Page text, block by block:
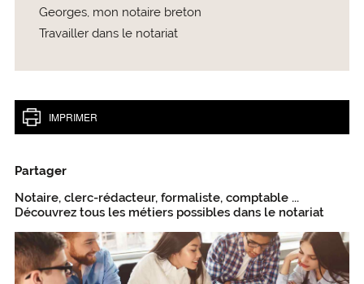
Georges, mon notaire breton
Travailler dans le notariat
IMPRIMER
Partager
Notaire, clerc-rédacteur, formaliste, comptable ...
Découvrez tous les métiers possibles dans le notariat